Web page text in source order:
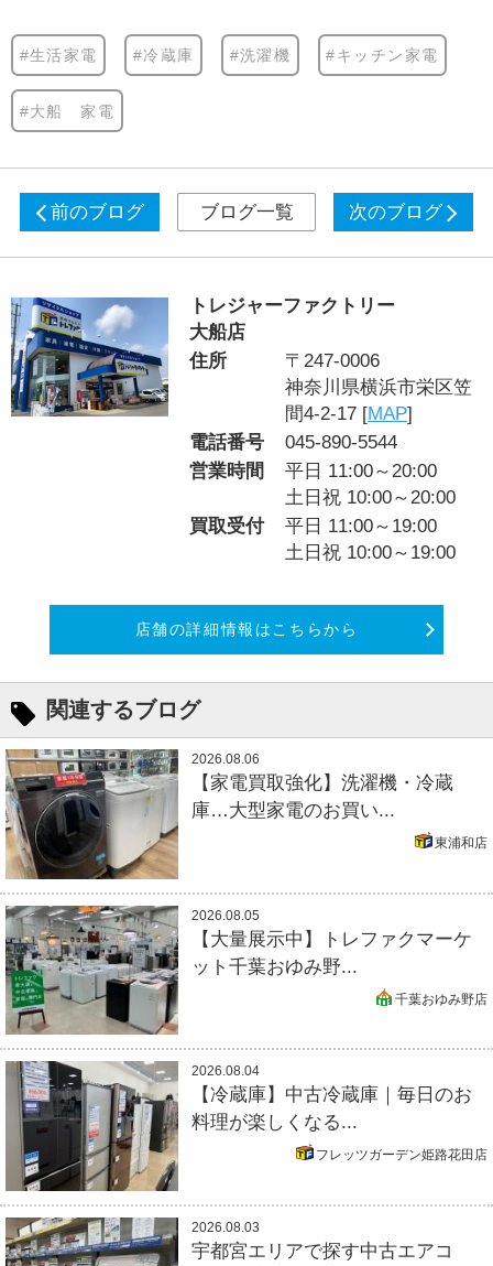
#生活家電 #冷蔵庫 #洗濯機 #キッチン家電
#大船 家電
前のブログ ブログ一覧 次のブログ
トレジャーファクトリー
大船店
住所
〒247-0006
神奈川県横浜市栄区笠
間4-2-17 [MAP]
電話番号
045-890-5544
営業時間
平日 11:00～20:00
土日祝 10:00～20:00
買取受付
平日 11:00～19:00
土日祝 10:00～19:00
店舗の詳細情報はこちらから
関連するブログ
2026.08.06
【家電買取強化】洗濯機・冷蔵
庫…大型家電のお買い...
東浦和店
2026.08.05
【大量展示中】トレファクマーケ
ット千葉おゆみ野...
千葉おゆみ野店
2026.08.04
【冷蔵庫】中古冷蔵庫｜毎日のお
料理が楽しくなる...
フレッツガーデン姫路花田店
2026.08.03
宇都宮エリアで探す中古エアコ